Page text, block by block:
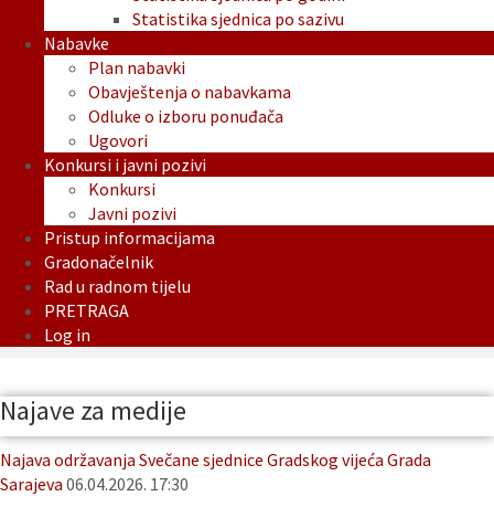
Statistika sjednica po sazivu
Nabavke
Plan nabavki
Obavještenja o nabavkama
Odluke o izboru ponuđača
Ugovori
Konkursi i javni pozivi
Konkursi
Javni pozivi
Pristup informacijama
Gradonačelnik
Rad u radnom tijelu
PRETRAGA
Log in
Najave za medije
Najava održavanja Svečane sjednice Gradskog vijeća Grada
Sarajeva 06.04.2026. 17:30